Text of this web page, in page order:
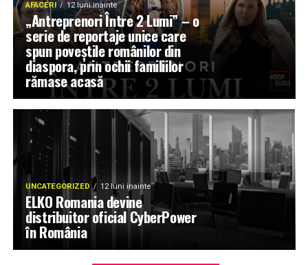
AFACERI 12 luni inainte
„Antreprenori Între 2 Lumi” – o
serie de reportaje unice care
spun poveștile românilor din
diaspora, prin ochii familiilor
rămase acasă
UNCATEGORIZED 12 luni inainte
ELKO Romania devine
distribuitor oficial CyberPower
în România